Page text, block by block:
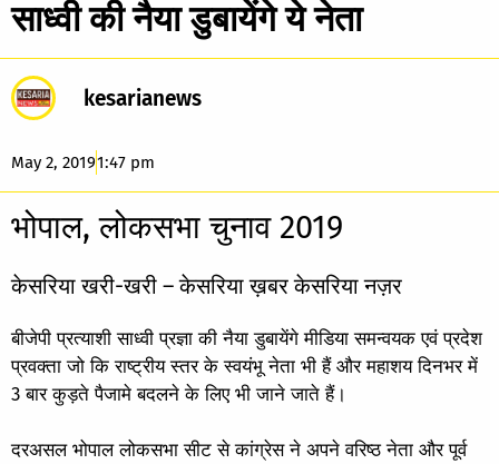
साध्वी की नैया डुबायेंगे ये नेता
kesarianews
May 2, 20191:47 pm
भोपाल, लोकसभा चुनाव 2019
केसरिया खरी-खरी – केसरिया ख़बर केसरिया नज़र
बीजेपी प्रत्याशी साध्वी प्रज्ञा की नैया डुबायेंगे मीडिया समन्वयक एवं प्रदेश
प्रवक्ता जो कि राष्ट्रीय स्तर के स्वयंभू नेता भी हैं और महाशय दिनभर में
3 बार कुड़ते पैजामे बदलने के लिए भी जाने जाते हैं।
दरअसल भोपाल लोकसभा सीट से कांग्रेस ने अपने वरिष्ठ नेता और पूर्व